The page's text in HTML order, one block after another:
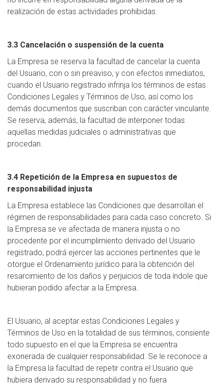
realización de estas actividades prohibidas.
3.3 Cancelación o suspensión de la cuenta
La Empresa se reserva la facultad de cancelar la cuenta
del Usuario, con o sin preaviso, y con efectos inmediatos,
cuando el Usuario registrado infrinja los términos de estas
Condiciones Legales y Términos de Uso, así como los
demás documentos que suscriban con carácter vinculante.
Se reserva, además, la facultad de interponer todas
aquellas medidas judiciales o administrativas que
procedan.
3.4 Repetición de la Empresa en supuestos de
responsabilidad injusta
La Empresa establece las Condiciones que desarrollan el
régimen de responsabilidades para cada caso concreto. Si
la Empresa se ve afectada de manera injusta o no
procedente por el incumplimiento derivado del Usuario
registrado, podrá ejercer las acciones pertinentes que le
otorgue el Ordenamiento jurídico para la obtención del
resarcimiento de los daños y perjuicios de toda índole que
hubieran podido afectar a la Empresa.
El Usuario, al aceptar estas Condiciones Legales y
Términos de Uso en la totalidad de sus términos, consiente
todo supuesto en el que la Empresa se encuentra
exonerada de cualquier responsabilidad. Se le reconoce a
la Empresa la facultad de repetir contra el Usuario que
hubiera derivado su responsabilidad y no fuera